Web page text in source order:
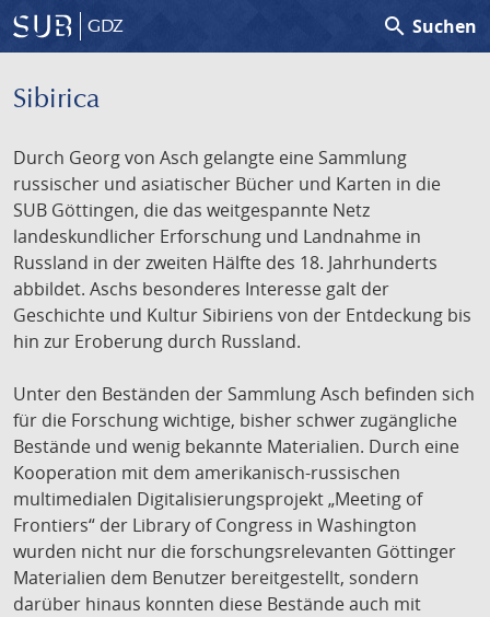
GDZ search Suchen
Sibirica
Durch Georg von Asch gelangte eine Sammlung
russischer und asiatischer Bücher und Karten in die
SUB Göttingen, die das weitgespannte Netz
landeskundlicher Erforschung und Landnahme in
Russland in der zweiten Hälfte des 18. Jahrhunderts
abbildet. Aschs besonderes Interesse galt der
Geschichte und Kultur Sibiriens von der Entdeckung bis
hin zur Eroberung durch Russland.
Unter den Beständen der Sammlung Asch befinden sich
für die Forschung wichtige, bisher schwer zugängliche
Bestände und wenig bekannte Materialien. Durch eine
Kooperation mit dem amerikanisch-russischen
multimedialen Digitalisierungsprojekt „Meeting of
Frontiers“ der Library of Congress in Washington
wurden nicht nur die forschungsrelevanten Göttinger
Materialien dem Benutzer bereitgestellt, sondern
darüber hinaus konnten diese Bestände auch mit